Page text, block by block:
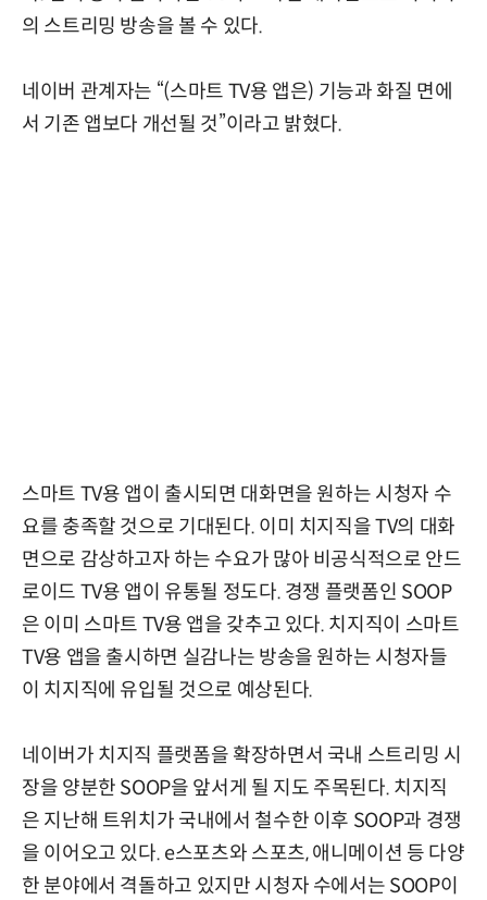
의 스트리밍 방송을 볼 수 있다.
네이버 관계자는 “(스마트 TV용 앱은) 기능과 화질 면에
서 기존 앱보다 개선될 것”이라고 밝혔다.
스마트 TV용 앱이 출시되면 대화면을 원하는 시청자 수
요를 충족할 것으로 기대된다. 이미 치지직을 TV의 대화
면으로 감상하고자 하는 수요가 많아 비공식적으로 안드
로이드 TV용 앱이 유통될 정도다. 경쟁 플랫폼인 SOOP
은 이미 스마트 TV용 앱을 갖추고 있다. 치지직이 스마트
TV용 앱을 출시하면 실감나는 방송을 원하는 시청자들
이 치지직에 유입될 것으로 예상된다.
네이버가 치지직 플랫폼을 확장하면서 국내 스트리밍 시
장을 양분한 SOOP을 앞서게 될 지도 주목된다. 치지직
은 지난해 트위치가 국내에서 철수한 이후 SOOP과 경쟁
을 이어오고 있다. e스포츠와 스포츠, 애니메이션 등 다양
한 분야에서 격돌하고 있지만 시청자 수에서는 SOOP이